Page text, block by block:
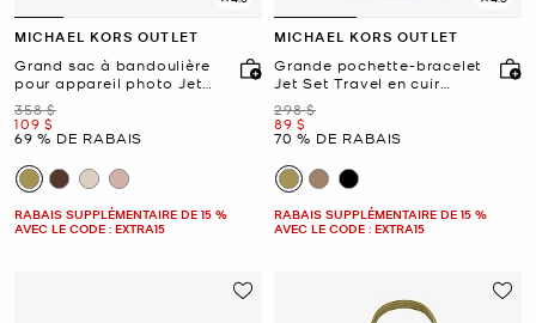
MICHAEL KORS OUTLET
Grand sac à bandoulière
pour appareil photo Jet
Set en cuir grainé
était
358 $
maintenant
109 $
69 % DE RABAIS
RABAIS SUPPLÉMENTAIRE DE 15 %
AVEC LE CODE : EXTRA15
MICHAEL KORS OUTLET
Grande pochette-bracelet
Jet Set Travel en cuir
grainé
était
298 $
maintenant
89 $
70 % DE RABAIS
RABAIS SUPPLÉMENTAIRE DE 15 %
AVEC LE CODE : EXTRA15